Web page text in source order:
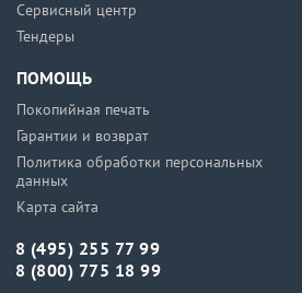
Сервисный центр
Тендеры
ПОМОЩЬ
Покопийная печать
Гарантии и возврат
Политика обработки персональных
данных
Карта сайта
8 (495) 255 77 99
8 (800) 775 18 99